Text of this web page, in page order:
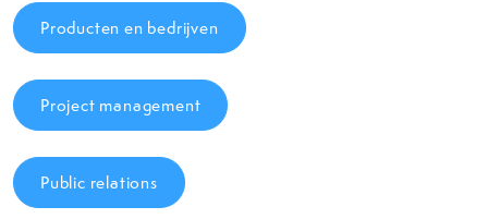
Producten en bedrijven
Project management
Public relations